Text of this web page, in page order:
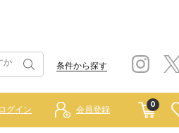
条件から探す
0
ログイン 会員登録